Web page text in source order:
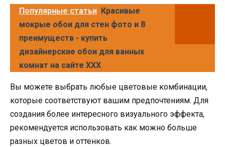
Популярные статьи Красивые
мокрые обои для стен фото и 8
преимуществ - купить
дизайнерские обои для ванных
комнат на сайте XXX
Вы можете выбрать любые цветовые комбинации,
которые соответствуют вашим предпочтениям. Для
создания более интересного визуального эффекта,
рекомендуется использовать как можно больше
разных цветов и оттенков.